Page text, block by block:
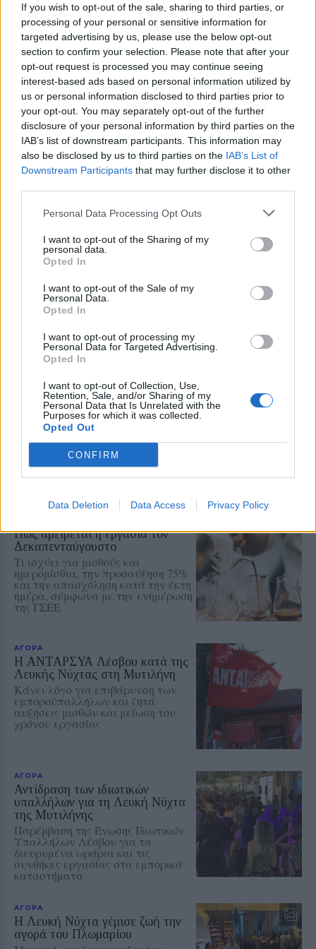
If you wish to opt-out of the sale, sharing to third parties, or
processing of your personal or sensitive information for
targeted advertising by us, please use the below opt-out
section to confirm your selection. Please note that after your
opt-out request is processed you may continue seeing
interest-based ads based on personal information utilized by
us or personal information disclosed to third parties prior to
your opt-out. You may separately opt-out of the further
disclosure of your personal information by third parties on the
IAB’s list of downstream participants. This information may
also be disclosed by us to third parties on the IAB’s List of
Downstream Participants that may further disclose it to other
Personal Data Processing Opt Outs
I want to opt-out of the Sharing of my
personal data.
Opted In
I want to opt-out of the Sale of my
Personal Data.
Opted In
I want to opt-out of processing my
Personal Data for Targeted Advertising.
Opted In
I want to opt-out of Collection, Use,
Retention, Sale, and/or Sharing of my
Personal Data that Is Unrelated with the
Purposes for which it was collected.
Opted Out
CONFIRM
Data Deletion Data Access Privacy Policy
προβλέπεται ακόμη και έκπτωση του αναδόχου
από τη σύμβαση.
Η υπογραφή της σύμβασης θεωρείται κρίσιμη για
την έγκαιρη έναρξη των παρεμβάσεων κατά τη
φετινή καλλιεργητική περίοδο, καθώς η επιτυχία
του προγράμματος δακοκτονίας αποτελεί βασική
προϋπόθεση για τη διασφάλιση της παραγωγής και
της ποιότητας του λεσβιακού ελαιολάδου τα
επόμενα χρόνια.
Δείτε περισσότερα άρθρα μας στα αποτελέσματα
Add stonisi.gr on Google ↗
ΣΤΗΝ ΙΔΙΑ ΚΑΤΗΓΟΡΙΑ
ΕΛΛΑΔΑ
Δεύτερη εμπλοκή κάβου στο
«Νήσος Ρόδος» μέσα σε δύο
μήνες
Μετά το περιστατικό της
Μυτιλήνης στις 3 Ιουνίου, ανάλογο
συμβάν καταγράφηκε κατά την
πρόσδεση του πλοίου στο λιμάνι
Πώς αμείβεται η εργασία τον
Δεκαπενταύγουστο
Τι ισχύει για μισθούς και
ημερομίσθια, την προσαύξηση 75%
και την απασχόληση κατά την έκτη
ημέρα, σύμφωνα με την ενημέρωση
της ΓΣΕΕ
ΑΓΟΡΑ
Η ΑΝΤΑΡΣΥΑ Λέσβου κατά της
Λευκής Νύχτας στη Μυτιλήνη
Κάνει λόγο για επιβάρυνση των
εμποροϋπαλλήλων και ζητά
αυξήσεις μισθών και μείωση του
χρόνου εργασίας
ΑΓΟΡΑ
Αντίδραση των ιδιωτικών
υπαλλήλων για τη Λευκή Νύχτα
της Μυτιλήνης
Παρέμβαση της Ένωσης Ιδιωτικών
Υπαλλήλων Λέσβου για τα
διευρυμένα ωράρια και τις
συνθήκες εργασίας στα εμπορικά
καταστήματα
ΑΓΟΡΑ
Η Λευκή Νύχτα γέμισε ζωή την
αγορά του Πλωμαρίου